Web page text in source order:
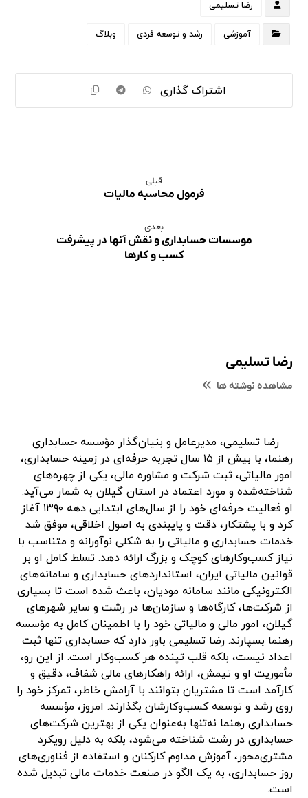
رضا تسلیمی
آموزشی رشد و توسعه فردی وبلاگ
قبلی
فرمول محاسبه مالیات
بعدی
موسسات حسابداری و نقش آنها در پیشرفت
کسب و کارها
رضا تسلیمی
مشاهده نوشته ها
رضا تسلیمی، مدیرعامل و بنیان‌گذار مؤسسه حسابداری
رهنما، با بیش از ۱۵ سال تجربه حرفه‌ای در زمینه حسابداری،
امور مالیاتی، ثبت شرکت و مشاوره مالی، یکی از چهره‌های
شناخته‌شده و مورد اعتماد در استان گیلان به شمار می‌آید.
او فعالیت حرفه‌ای خود را از سال‌های ابتدایی دهه ۱۳۹۰ آغاز
کرد و با پشتکار، دقت و پایبندی به اصول اخلاقی، موفق شد
خدمات حسابداری و مالیاتی را به شکلی نوآورانه و متناسب با
نیاز کسب‌وکارهای کوچک و بزرگ ارائه دهد. تسلط کامل او بر
قوانین مالیاتی ایران، استانداردهای حسابداری و سامانه‌های
الکترونیکی مانند سامانه مودیان، باعث شده است تا بسیاری
از شرکت‌ها، کارگاه‌ها و سازمان‌ها در رشت و سایر شهرهای
گیلان، امور مالی و مالیاتی خود را با اطمینان کامل به مؤسسه
رهنما بسپارند. رضا تسلیمی باور دارد که حسابداری تنها ثبت
اعداد نیست، بلکه قلب تپنده هر کسب‌وکار است. از این رو،
مأموریت او و تیمش، ارائه راهکارهای مالی شفاف، دقیق و
کارآمد است تا مشتریان بتوانند با آرامش خاطر، تمرکز خود را
روی رشد و توسعه کسب‌وکارشان بگذارند. امروز، مؤسسه
حسابداری رهنما نه‌تنها به‌عنوان یکی از بهترین شرکت‌های
حسابداری در رشت شناخته می‌شود، بلکه به دلیل رویکرد
مشتری‌محور، آموزش مداوم کارکنان و استفاده از فناوری‌های
روز حسابداری، به یک الگو در صنعت خدمات مالی تبدیل شده
است.